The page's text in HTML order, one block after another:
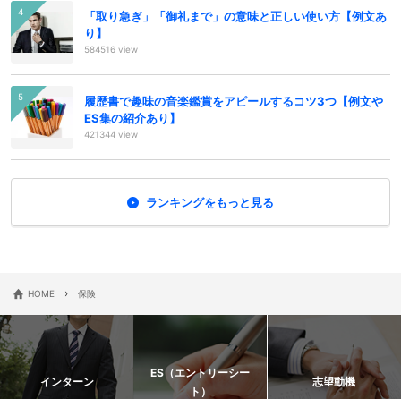
「取り急ぎ」「御礼まで」の意味と正しい使い方【例文あ
り】
584516 view
履歴書で趣味の音楽鑑賞をアピールするコツ3つ【例文や
ES集の紹介あり】
421344 view
ランキングをもっと見る
HOME › 保険
インターン
ES（エントリーシー
ト）
志望動機